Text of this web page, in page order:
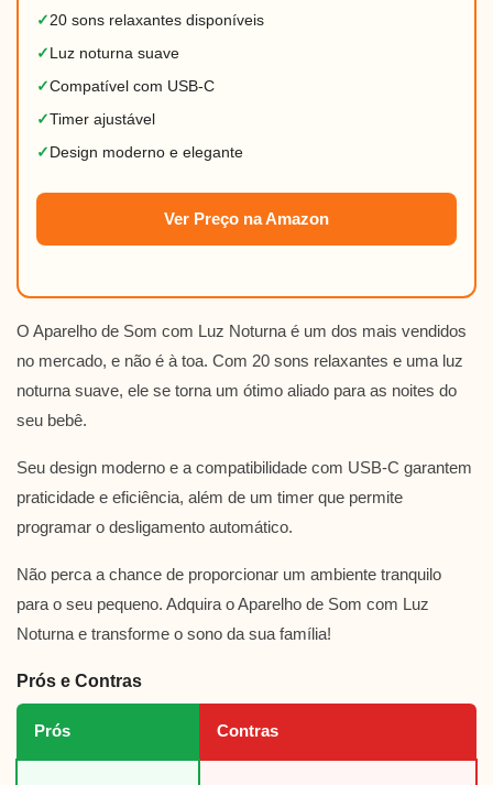
✓20 sons relaxantes disponíveis
✓ Luz noturna suave
✓Compatível com USB-C
✓Timer ajustável
✓ Design moderno e elegante
Ver Preço na Amazon
O Aparelho de Som com Luz Noturna é um dos mais vendidos
no mercado, e não é à toa. Com 20 sons relaxantes e uma luz
noturna suave, ele se torna um ótimo aliado para as noites do
seu bebê.
Seu design moderno e a compatibilidade com USB-C garantem
praticidade e eficiência, além de um timer que permite
programar o desligamento automático.
Não perca a chance de proporcionar um ambiente tranquilo
para o seu pequeno. Adquira o Aparelho de Som com Luz
Noturna e transforme o sono da sua família!
Prós e Contras
Prós Contras